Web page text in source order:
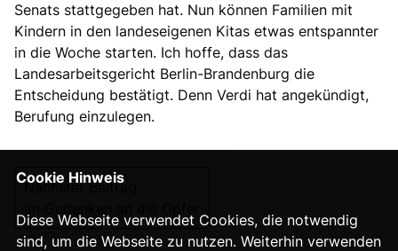
Senats stattgegeben hat. Nun können Familien mit
Kindern in den landeseigenen Kitas etwas entspannter
in die Woche starten. Ich hoffe, dass das
Landesarbeitsgericht Berlin-Brandenburg die
Entscheidung bestätigt. Denn Verdi hat angekündigt,
Berufung einzulegen.
Nächster Beitrag
Cookie Hinweis
Diese Webseite verwendet Cookies, die notwendig
sind, um die Webseite zu nutzen. Weiterhin verwenden